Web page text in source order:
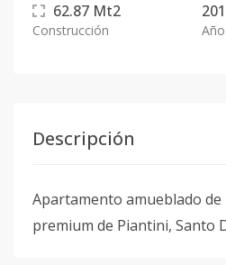
62.87 Mt2
Construcción
Descripción
Apartamento amueblado
premium de Piantini, Santo